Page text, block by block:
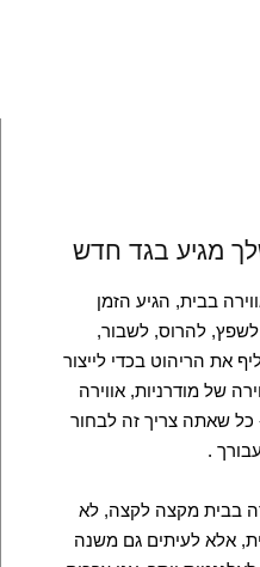
מגיע בגד חדש
בבית, הגיע הזמן
להרוס, לשבור,
את הריהוט בכדי לייצור
של מודרניות, אווירה
כל שאתה צריך זה לבחור
.
בבית מקצה לקצה, לא
אלא לעיתים גם משנה